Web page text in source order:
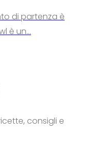
di partenza è
è un...
consigli e